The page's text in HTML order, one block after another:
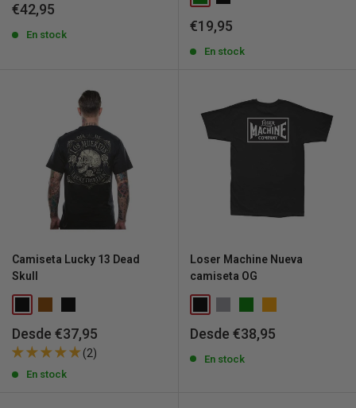
Precio
venta
€42,95
En stock
Precio
venta
€19,95
En stock
Camiseta Lucky 13 Dead
Skull
Precio
de
venta
Desde €37,95
(2)
En stock
Loser Machine Nueva
camiseta OG
Precio
venta
Desde €38,95
En stock